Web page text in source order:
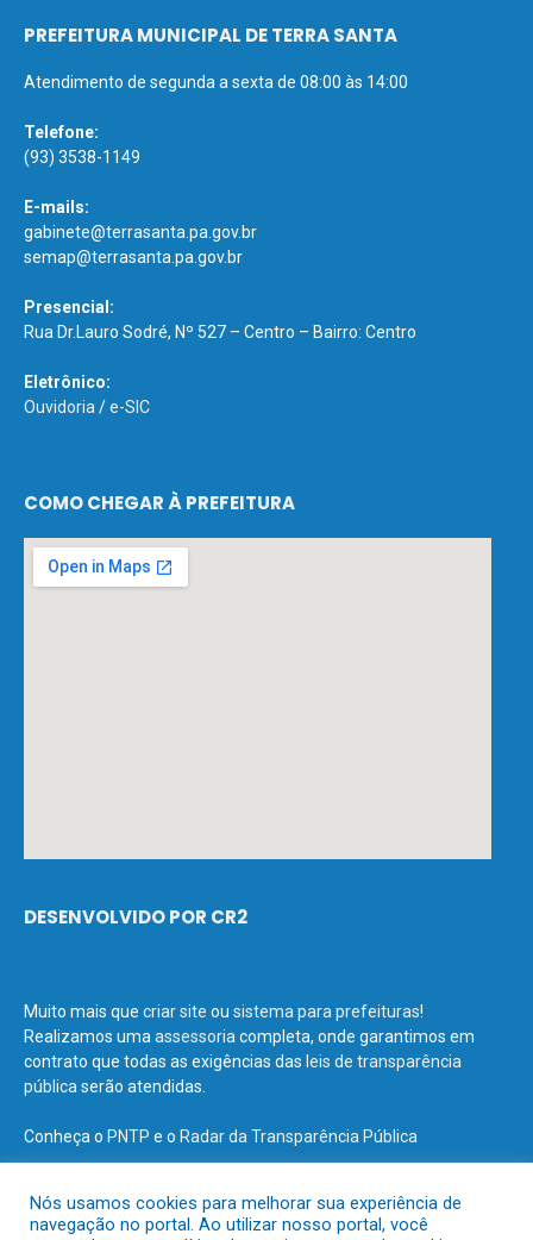
PREFEITURA MUNICIPAL DE TERRA SANTA
Atendimento de segunda a sexta de 08:00 às 14:00
Telefone:
(93) 3538-1149
E-mails:
gabinete@terrasanta.pa.gov.br
semap@terrasanta.pa.gov.br
Presencial:
Rua Dr.Lauro Sodré, Nº 527 – Centro – Bairro: Centro
Eletrônico:
Ouvidoria /e-SIC
COMO CHEGAR À PREFEITURA
DESENVOLVIDO POR CR2
Muito mais que criar site ou sistema para prefeituras!
Realizamos uma assessoria completa, onde garantimos em
contrato que todas as exigências das leis de transparência
pública serão atendidas.
Conheça o PNTP e o Radar da Transparência Pública
Nós usamos cookies para melhorar sua experiência de
navegação no portal. Ao utilizar nosso portal, você